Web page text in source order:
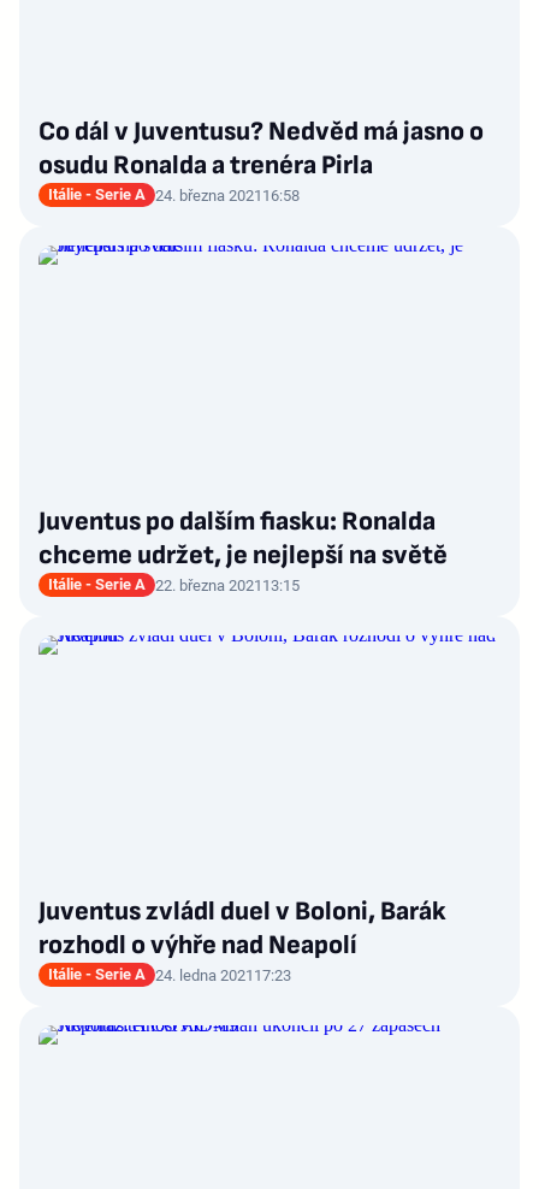
Co dál v Juventusu? Nedvěd má jasno o
osudu Ronalda a trenéra Pirla
Itálie - Serie A 24. března 2021 16:58
Juventus po dalším fiasku: Ronalda
chceme udržet, je nejlepší na světě
Itálie - Serie A 22. března 2021 13:15
Juventus zvládl duel v Boloni, Barák
rozhodl o výhře nad Neapolí
Itálie - Serie A 24. ledna 2021 17:23